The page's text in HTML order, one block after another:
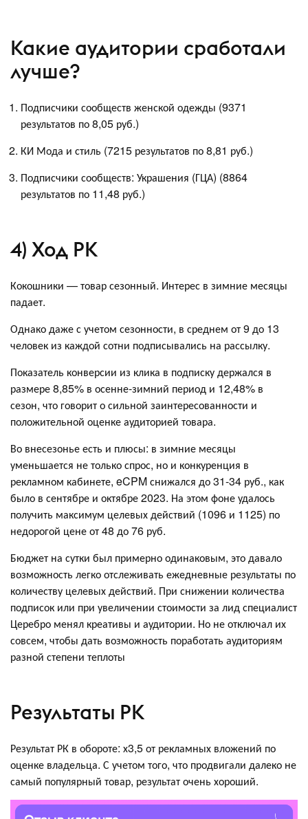
Какие аудитории сработали
лучше?
Подписчики сообществ женской одежды (9371
результатов по 8,05 руб.)
КИ Мода и стиль (7215 результатов по 8,81 руб.)
Подписчики сообществ: Украшения (ГЦА) (8864
результатов по 11,48 руб.)
4) Ход РК
Кокошники — товар сезонный. Интерес в зимние месяцы
падает.
Однако даже с учетом сезонности, в среднем от 9 до 13
человек из каждой сотни подписывались на рассылку.
Показатель конверсии из клика в подписку держался в
размере 8,85% в осенне-зимний период и 12,48% в
сезон, что говорит о сильной заинтересованности и
положительной оценке аудиторией товара.
Во внесезонье есть и плюсы: в зимние месяцы
уменьшается не только спрос, но и конкуренция в
рекламном кабинете, eCPM снижался до 31-34 руб., как
было в сентябре и октябре 2023. На этом фоне удалось
получить максимум целевых действий (1096 и 1125) по
недорогой цене от 48 до 76 руб.
Бюджет на сутки был примерно одинаковым, это давало
возможность легко отслеживать ежедневные результаты по
количеству целевых действий. При снижении количества
подписок или при увеличении стоимости за лид специалист
Церебро менял креативы и аудитории. Но не отключал их
совсем, чтобы дать возможность поработать аудиториям
разной степени теплоты
Результаты РК
Результат РК в обороте: х3,5 от рекламных вложений по
оценке владельца. С учетом того, что продвигали далеко не
самый популярный товар, результат очень хороший.